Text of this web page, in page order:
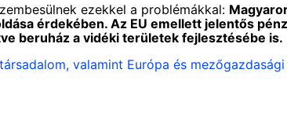
ezekkel a problémákkal:
érdekében. Az EU emellett jelentős
beruház a vidéki területek fejlesztésébe is.
valamint Európa és